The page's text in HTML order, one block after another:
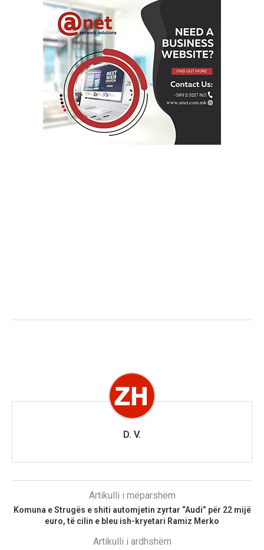
D. V.
Artikulli i mëparshëm
Komuna e Strugës e shiti automjetin zyrtar “Audi” për 22 mijë
euro, të cilin e bleu ish-kryetari Ramiz Merko
Artikulli i ardhshëm